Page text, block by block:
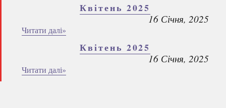
Квітень 2025
16 Січня, 2025
Читати далі»
Квітень 2025
16 Січня, 2025
Читати далі»